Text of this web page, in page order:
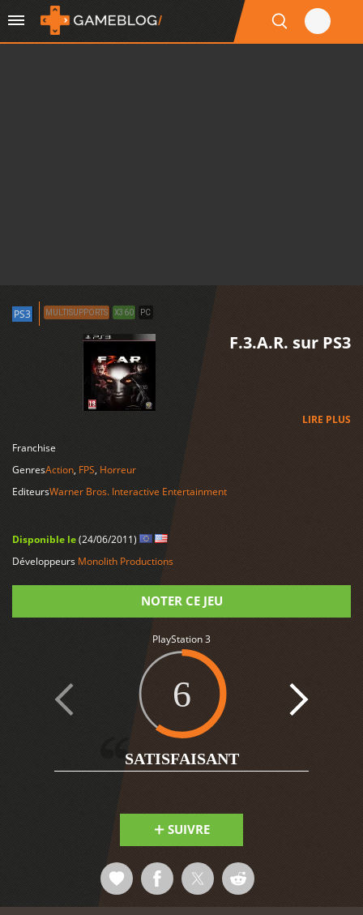
PS3 MULTISUPPORTS X360 PC
F.3.A.R. sur PS3
LIRE PLUS
Franchise
GenresAction, FPS, Horreur
EditeursWarner Bros. Interactive Entertainment
Disponible le(24/06/2011)
Développeurs Monolith Productions
NOTER CE JEU
PlayStation 3
6
SATISFAISANT
SUIVRE